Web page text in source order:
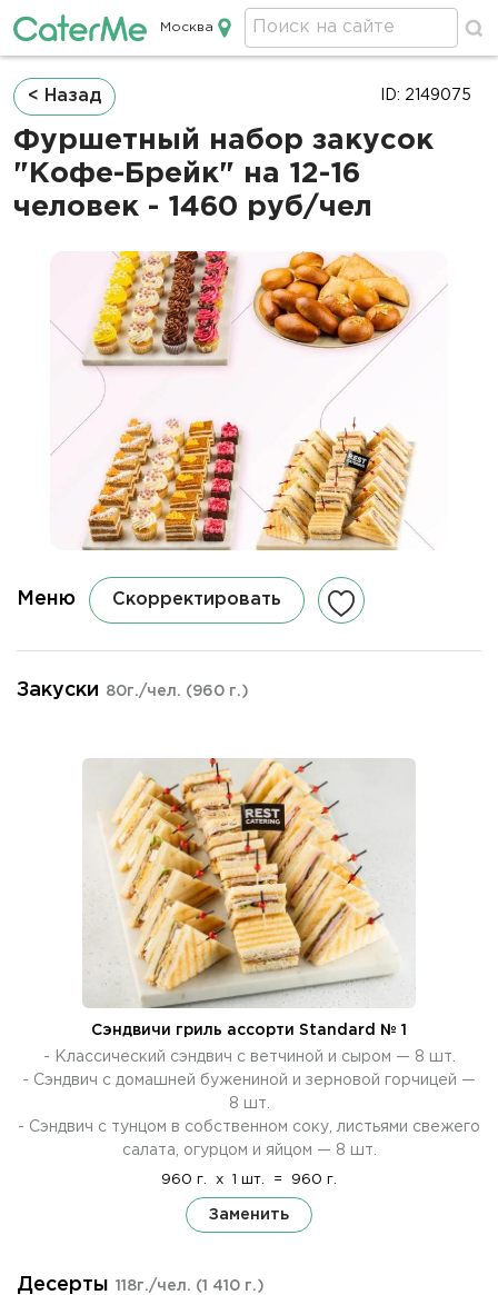
Кейтеринг в Москве
Москва
Строка
навигации
< Назад
Фуршетный набор закусок
"Кофе-Брейк" на 12-16
человек - 1460 руб/чел
ID: 2149075
Меню Скорректировать
Закуски 80г./чел. (960 г.)
Сэндвичи гриль ассорти Standard № 1
- Классический сэндвич с ветчиной и сыром — 8 шт.
- Сэндвич с домашней бужениной и зерновой горчицей —
8 шт.
- Сэндвич с тунцом в собственном соку, листьями свежего
салата, огурцом и яйцом — 8 шт.
960 г. x 1 шт. = 960 г.
Заменить
Десерты 118г./чел. (1 410 г.)